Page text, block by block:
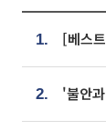
1.
2.